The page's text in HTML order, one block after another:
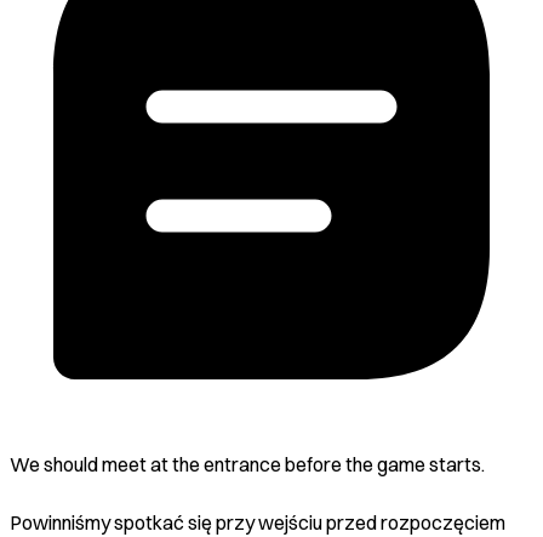
We should meet at the entrance before the game starts.
Powinniśmy spotkać się przy wejściu przed rozpoczęciem